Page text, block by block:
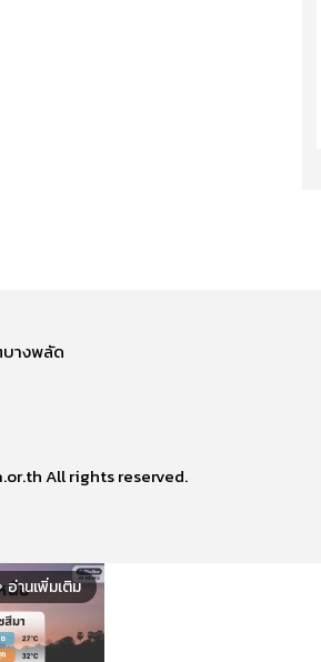
บางพลัด
All rights reserved.
อ่านเพิ่มเติม